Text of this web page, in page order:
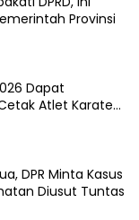
Provinsi
Dapat
Atlet Karate
DPR Minta Kasus
Diusut Tuntas